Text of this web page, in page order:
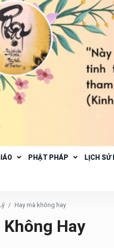
PHẬT PHÁP LỊCH SỬ
Hay mà không hay
Không Hay